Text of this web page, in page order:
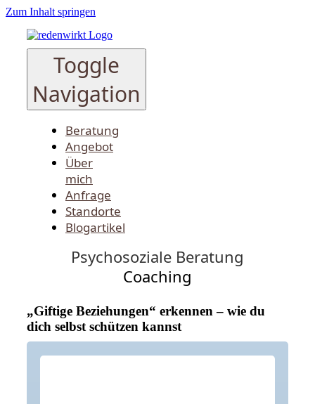
Zum Inhalt springen
Toggle
Navigation
Beratung
Angebot
Über
mich
Anfrage
Standorte
Blogartikel
Psychosoziale Beratung
Coaching
„Giftige Beziehungen“ erkennen – wie du
dich selbst schützen kannst